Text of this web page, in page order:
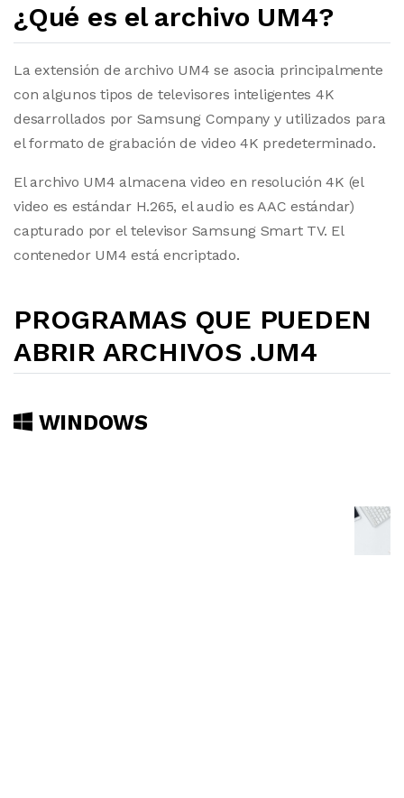
¿Qué es el archivo UM4?
La extensión de archivo UM4 se asocia principalmente
con algunos tipos de televisores inteligentes 4K
desarrollados por Samsung Company y utilizados para
el formato de grabación de video 4K predeterminado.
El archivo UM4 almacena video en resolución 4K (el
video es estándar H.265, el audio es AAC estándar)
capturado por el televisor Samsung Smart TV. El
contenedor UM4 está encriptado.
PROGRAMAS QUE PUEDEN
ABRIR ARCHIVOS .UM4
WINDOWS